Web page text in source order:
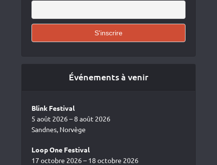
Événements à venir
Blink Festival
5 août 2026 – 8 août 2026
Sandnes, Norvège
Loop One Festival
17 octobre 2026 – 18 octobre 2026